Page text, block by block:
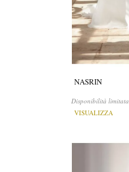
NASRIN
Disponibilità limitata
VISUALIZZA